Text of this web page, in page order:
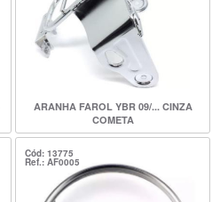
ARANHA FAROL YBR 09/... CINZA
COMETA
Cód: 13775
Ref.: AF0005